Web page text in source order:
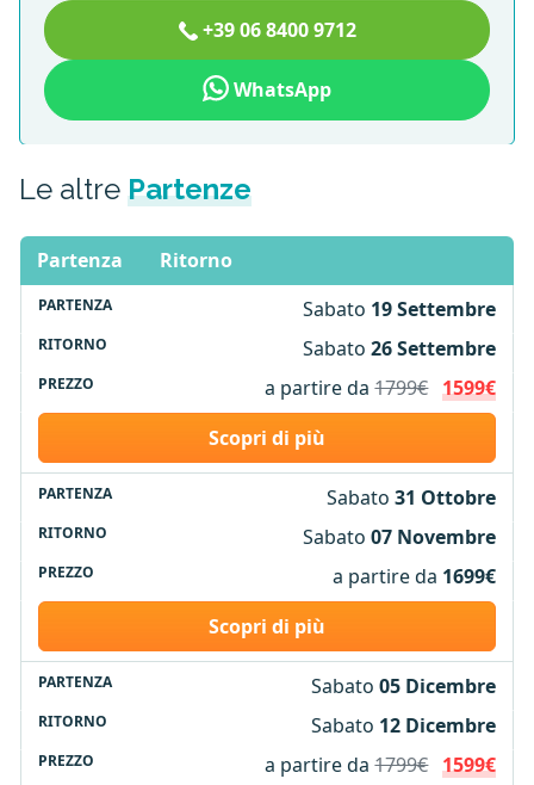
+39 06 8400 9712
WhatsApp
Le altre Partenze
Partenza
Ritorno
Sabato 19 Settembre
Sabato26 Settembre
a partire da1799€ 1599€
Scopri di più
Sabato31 Ottobre
Sabato07 Novembre
a partire da 1699€
Scopri di più
Sabato05 Dicembre
Sabato 12 Dicembre
a partire da1799€ 1599€